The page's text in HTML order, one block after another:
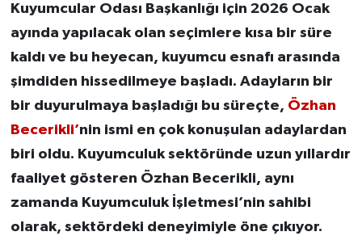
Kuyumcular Odası Başkanlığı için 2026 Ocak
ayında yapılacak olan seçimlere kısa bir süre
kaldı ve bu heyecan, kuyumcu esnafı arasında
şimdiden hissedilmeye başladı. Adayların bir
bir duyurulmaya başladığı bu süreçte, Özhan
Becerikli’nin ismi en çok konuşulan adaylardan
biri oldu. Kuyumculuk sektöründe uzun yıllardır
faaliyet gösteren Özhan Becerikli, aynı
zamanda Kuyumculuk İşletmesi’nin sahibi
olarak, sektördeki deneyimiyle öne çıkıyor.